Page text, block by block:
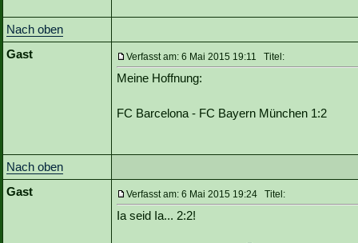
Nach oben
Gast
Verfasst am: 6 Mai 2015 19:11 Titel:
Meine Hoffnung:
FC Barcelona - FC Bayern München 1:2
Nach oben
Gast
Verfasst am: 6 Mai 2015 19:24 Titel:
Ia seid Ia... 2:2!